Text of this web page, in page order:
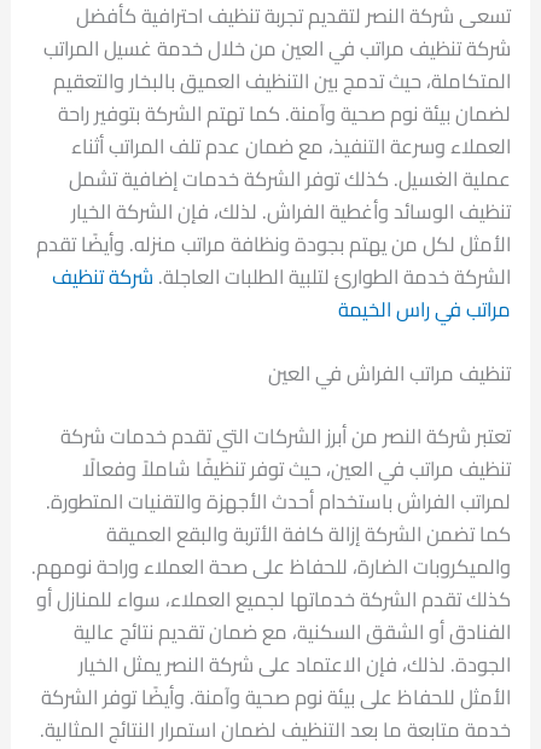
تسعى شركة النصر لتقديم تجربة تنظيف احترافية كأفضل
شركة تنظيف مراتب في العين من خلال خدمة غسيل المراتب
المتكاملة، حيث تدمج بين التنظيف العميق بالبخار والتعقيم
لضمان بيئة نوم صحية وآمنة. كما تهتم الشركة بتوفير راحة
العملاء وسرعة التنفيذ، مع ضمان عدم تلف المراتب أثناء
عملية الغسيل. كذلك توفر الشركة خدمات إضافية تشمل
تنظيف الوسائد وأغطية الفراش. لذلك، فإن الشركة الخيار
الأمثل لكل من يهتم بجودة ونظافة مراتب منزله. وأيضًا تقدم
الشركة خدمة الطوارئ لتلبية الطلبات العاجلة. شركة تنظيف
مراتب في راس الخيمة
تنظيف مراتب الفراش في العين
تعتبر شركة النصر من أبرز الشركات التي تقدم خدمات شركة
تنظيف مراتب في العين، حيث توفر تنظيفًا شاملاً وفعالًا
لمراتب الفراش باستخدام أحدث الأجهزة والتقنيات المتطورة.
كما تضمن الشركة إزالة كافة الأتربة والبقع العميقة
والميكروبات الضارة، للحفاظ على صحة العملاء وراحة نومهم.
كذلك تقدم الشركة خدماتها لجميع العملاء، سواء للمنازل أو
الفنادق أو الشقق السكنية، مع ضمان تقديم نتائج عالية
الجودة. لذلك، فإن الاعتماد على شركة النصر يمثل الخيار
الأمثل للحفاظ على بيئة نوم صحية وآمنة. وأيضًا توفر الشركة
خدمة متابعة ما بعد التنظيف لضمان استمرار النتائج المثالية.